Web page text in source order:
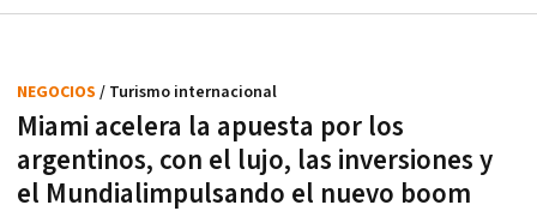
Miami acelera la apuesta por los
argentinos, con el lujo, las inversiones y
el Mundialimpulsando el nuevo boom
NEGOCIOS / Turismo internacional